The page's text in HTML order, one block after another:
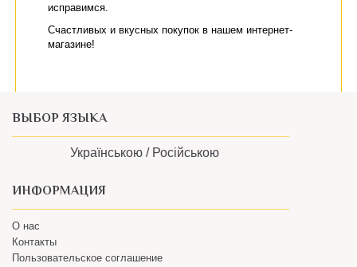
исправимся.
Счастливых и вкусных покупок в нашем интернет-
магазине!
ВЫБОР ЯЗЫКА
Українською / Російською
ИНФОРМАЦИЯ
О нас
Контакты
Пользовательское соглашение